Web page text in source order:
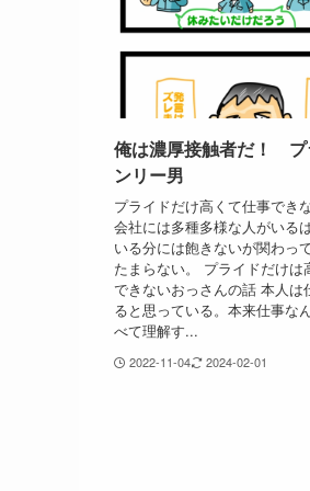
俺は濃厚接触者だ！ プ
ンリー男
プライドだけ高くて仕事でき
会社には多種多様な人がいる
いる分には飽きないが関わっ
たまらない。 プライドだけは
できないおっさんの話 本人は
ると思っている。本来仕事な
べて理解す...
2022-11-04 2024-02-01